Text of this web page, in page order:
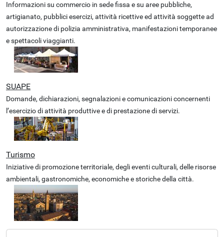
Informazioni su commercio in sede fissa e su aree pubbliche,
artigianato, pubblici esercizi, attività ricettive ed attività soggette ad
autorizzazione di polizia amministrativa, manifestazioni temporanee
e spettacoli viaggianti.
SUAPE
Domande, dichiarazioni, segnalazioni e comunicazioni concernenti
l’esercizio di attività produttive e di prestazione di servizi.
Turismo
Iniziative di promozione territoriale, degli eventi culturali, delle risorse
ambientali, gastronomiche, economiche e storiche della città.